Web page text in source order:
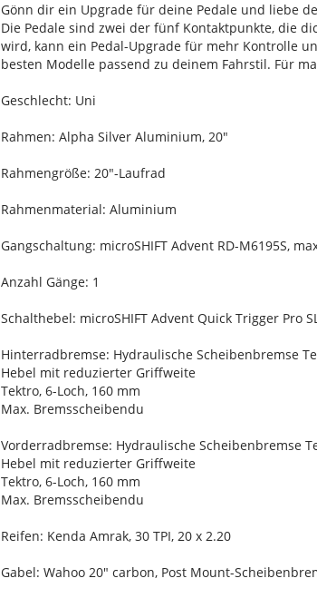
Gönn dir ein Upgrade für deine Pedale und liebe
Die Pedale sind zwei der fünf Kontaktpunkte, die
wird, kann ein Pedal-Upgrade für mehr Kontrolle
besten Modelle passend zu deinem Fahrstil. Für
Geschlecht: Uni
Rahmen: Alpha Silver Aluminium, 20"
Rahmengröße: 20"-Laufrad
Rahmenmaterial: Aluminium
Gangschaltung: microSHIFT Advent RD-M6195S,
Anzahl Gänge: 1
Schalthebel: microSHIFT Advent Quick Trigger Pro
Hinterradbremse: Hydraulische Scheibenbremse
Hebel mit reduzierter Griffweite
Tektro, 6-Loch, 160 mm
Max. Bremsscheibendu
Vorderradbremse: Hydraulische Scheibenbremse
Hebel mit reduzierter Griffweite
Tektro, 6-Loch, 160 mm
Max. Bremsscheibendu
Reifen: Kenda Amrak, 30 TPI, 20 x 2.20
Gabel: Wahoo 20" carbon, Post Mount-